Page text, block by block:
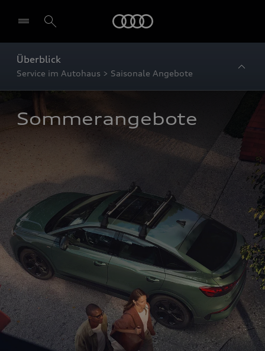
Überblick
Service im Autohaus > Saisonale Angebote
Sommerangebote